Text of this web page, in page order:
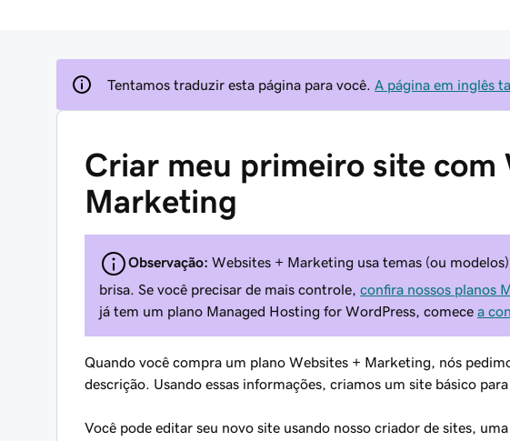
Tentamos traduzir esta página para você. A página em inglês
Criar meu primeiro site com
Marketing
Observação: Websites + Marketing usa temas (ou
brisa. Se você precisar de mais controle, confira nossos planos
já tem um plano Managed Hosting for WordPress, comece a
Quando você compra um plano Websites + Marketing, nós
descrição. Usando essas informações, criamos um site básico
Você pode editar seu novo site usando nosso criador de sites,